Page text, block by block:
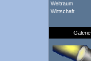
Weltraum
Wirtschaft
Galerie